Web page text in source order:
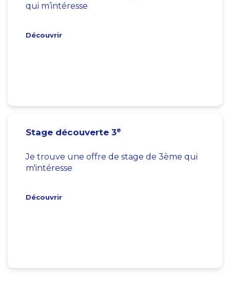
qui m’intéresse
Découvrir
Stage découverte 3e
Je trouve une offre de stage de 3ème qui
m'intéresse
Découvrir